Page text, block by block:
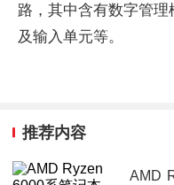
路，其中含有数字管
及输入单元等。
推荐内容
AMD